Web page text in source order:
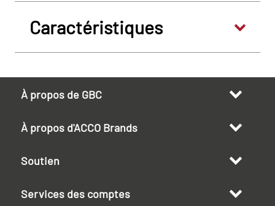
Caractéristiques
À propos de GBC
À propos d'ACCO Brands
Soutien
Services des comptes